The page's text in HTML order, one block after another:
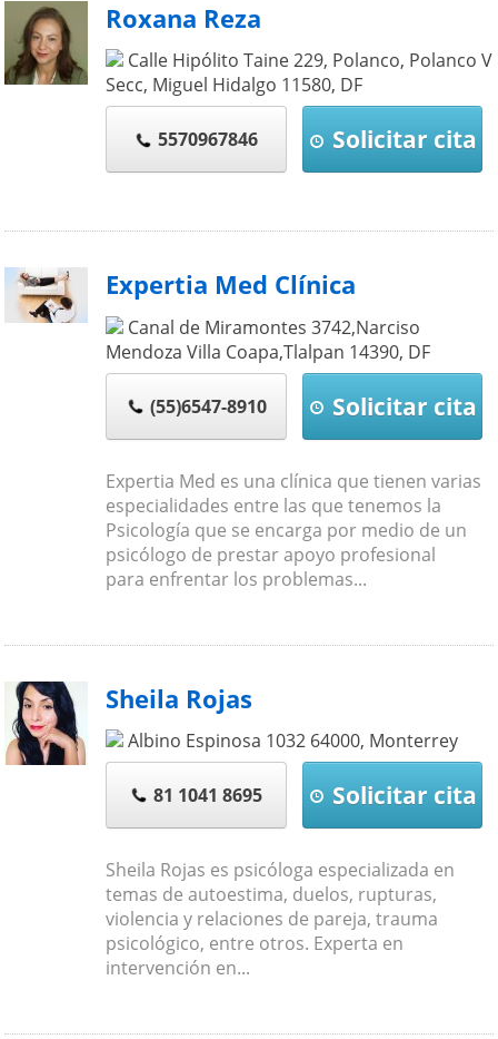
Roxana Reza
Calle Hipólito Taine 229, Polanco, Polanco V
Secc, Miguel Hidalgo 11580, DF
5570967846 Solicitar cita
Expertia Med Clínica
Canal de Miramontes 3742,Narciso
Mendoza Villa Coapa,Tlalpan 14390, DF
(55)6547-8910 Solicitar cita
Expertia Med es una clínica que tienen varias
especialidades entre las que tenemos la
Psicología que se encarga por medio de un
psicólogo de prestar apoyo profesional
para enfrentar los problemas...
Sheila Rojas
Albino Espinosa 1032 64000, Monterrey
81 1041 8695 Solicitar cita
Sheila Rojas es psicóloga especializada en
temas de autoestima, duelos, rupturas,
violencia y relaciones de pareja, trauma
psicológico, entre otros. Experta en
intervención en...